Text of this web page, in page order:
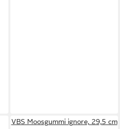
VBS Moosgummi ignore, 29,5 cm